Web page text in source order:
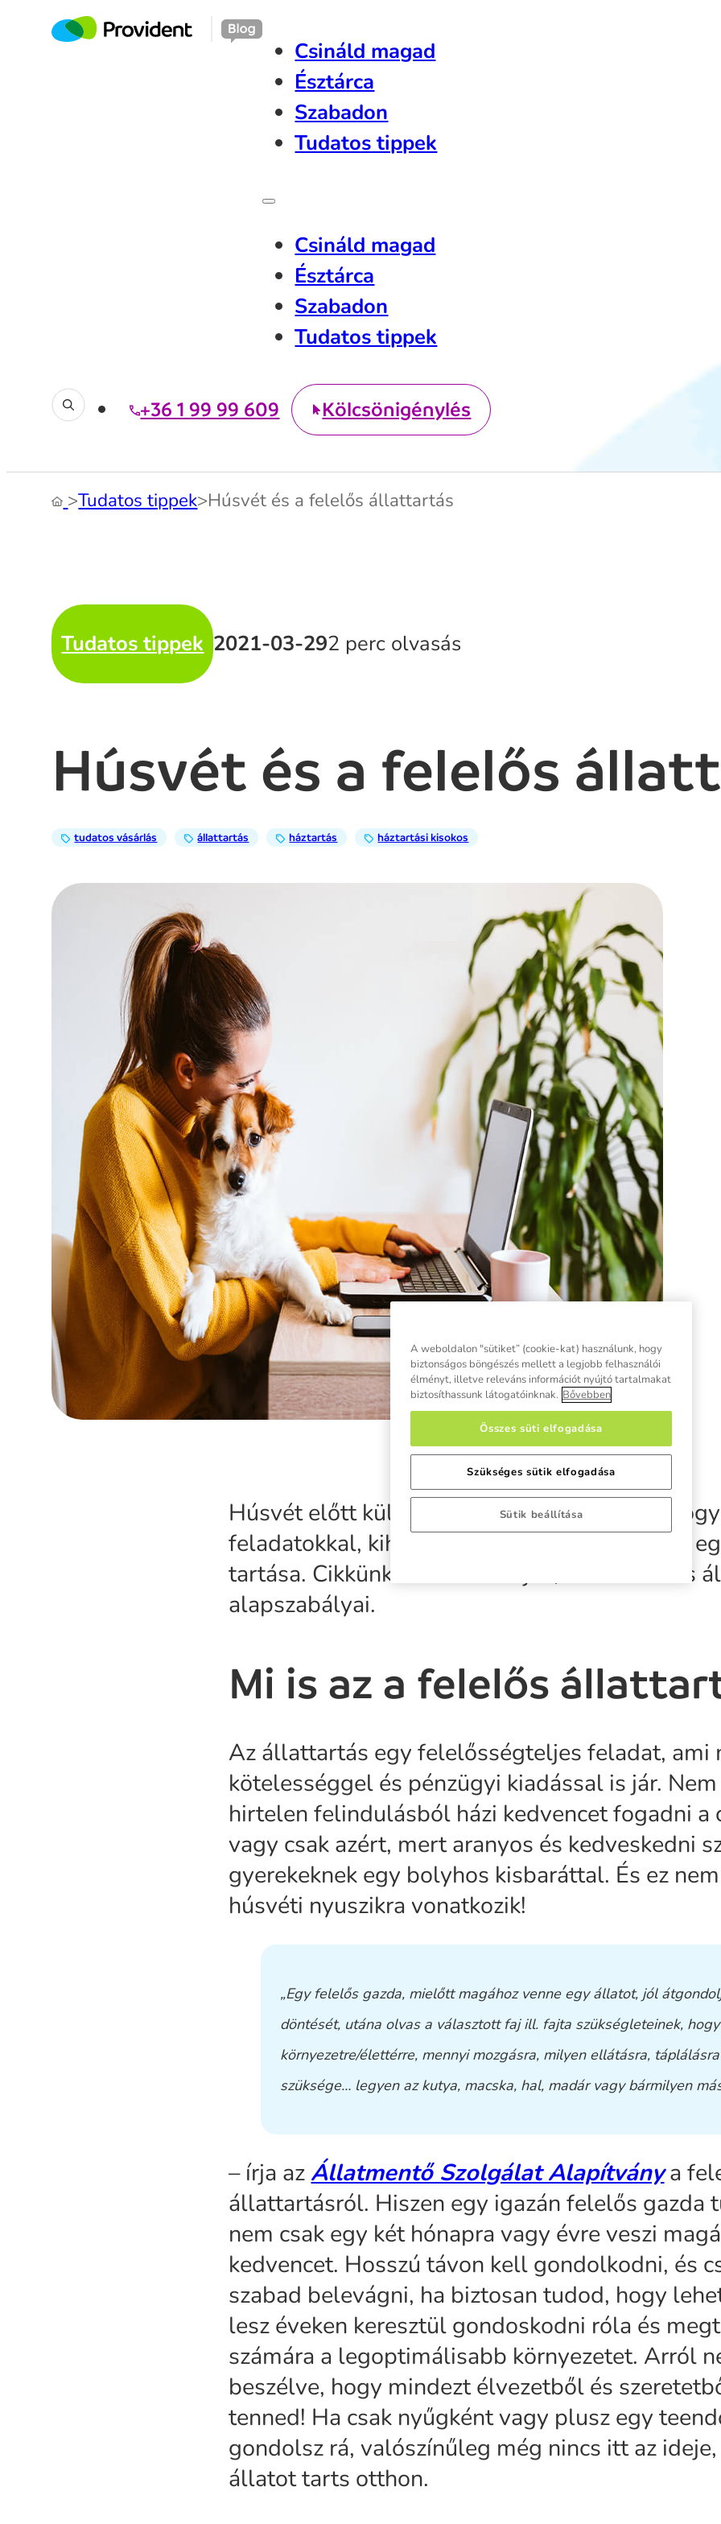
Csináld magad
Észtárca
Szabadon
Tudatos tippek
Csináld magad
Észtárca
Szabadon
Tudatos tippek
+36 1 99 99 609 Kölcsönigénylés
>Tudatos tippek>Húsvét és a felelős állattartás
Tudatos tippek 2021-03-292 perc olvasás
Húsvét és a felelős
tudatos vásárlás állattartás háztartás háztartási kisokos
Húsvét előtt különösen fontos átgondolni,
feladatokkal, kihívásokkal és költségekkel jár
tartása. Cikkünkben bemutatjuk, mik a felelős
alapszabályai.
Mi is az a felelős
Az állattartás egy felelősségteljes feladat, ami
kötelességgel és pénzügyi kiadással is jár.
hirtelen felindulásból házi kedvencet fogadni a
vagy csak azért, mert aranyos és kedveskedni
gyerekeknek egy bolyhos kisbaráttal. És ez
húsvéti nyuszikra vonatkozik!
„Egy felelős gazda, mielőtt magához venne egy állatot, jól
döntését, utána olvas a választott faj ill. fajta szükségleteinek,
környezetre/élettérre, mennyi mozgásra, milyen ellátásra,
szüksége… legyen az kutya, macska, hal, madár vagy bármilyen
– írja az Állatmentő Szolgálat Alapítványa
állattartásról. Hiszen egy igazán felelős gazda
nem csak egy két hónapra vagy évre veszi
kedvencet. Hosszú távon kell gondolkodni, és
szabad belevágni, ha biztosan tudod, hogy
lesz éveken keresztül gondoskodni róla és
számára a legoptimálisabb környezetet. Arról
beszélve, hogy mindezt élvezetből és
tenned! Ha csak nyűgként vagy plusz egy
gondolsz rá, valószínűleg még nincs itt az
állatot tarts otthon.
A weboldalon "sütiket” (cookie-kat) használunk, hogy
biztonságos böngészés mellett a legjobb felhasználói
élményt, illetve releváns információt nyújtó tartalmakat
biztosíthassunk látogatóinknak. Bővebben
Összes süti elfogadása
Szükséges sütik elfogadása
Sütik beállítása